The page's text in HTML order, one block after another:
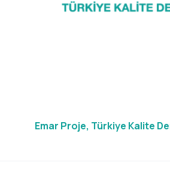
Emar Proje, Türkiye Kalite